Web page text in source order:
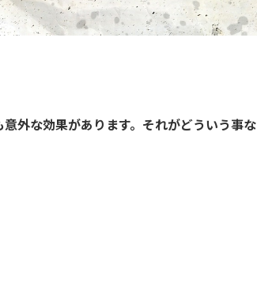
外な効果があります。それがどういう事な